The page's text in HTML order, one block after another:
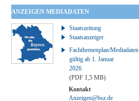
ANZEIGEN MEDIADATEN
Staatszeitung
Staatsanzeiger
Fachthemenplan/Mediadaten
gültig ab 1. Januar
2026
(PDF 1,5 MB)
Kontakt
Anzeigen@bsz.de